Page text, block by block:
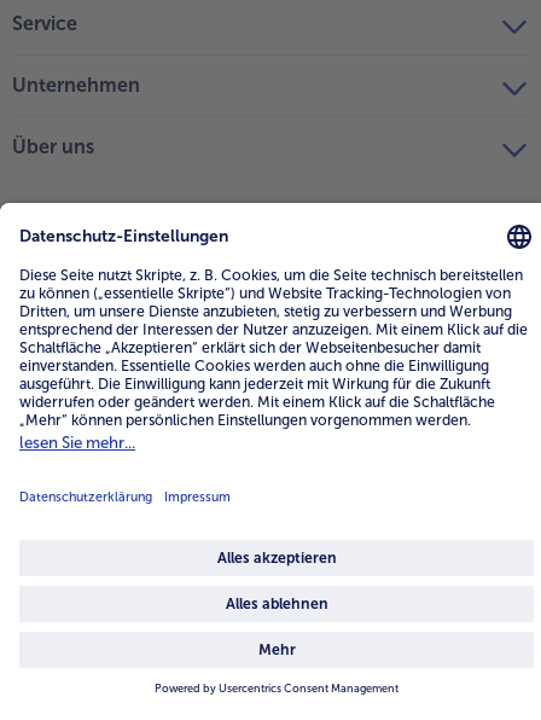
Service
Unternehmen
Über uns
Land / Sprache wählen